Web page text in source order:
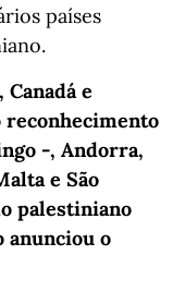
países
e
reconhecimento
-, Andorra,
e São
palestiniano
anunciou o